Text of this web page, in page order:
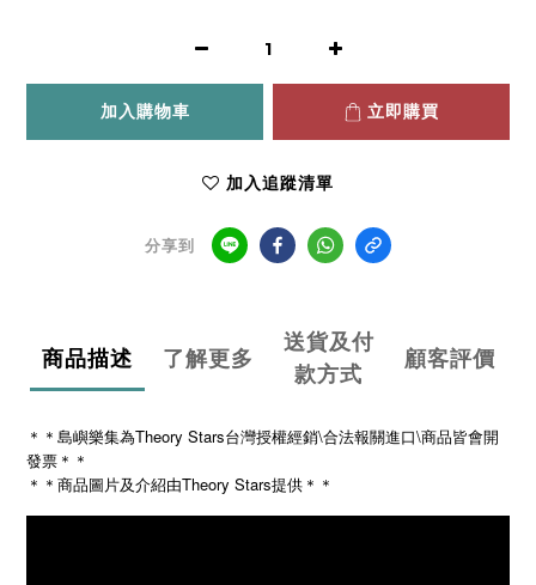
加入購物車 立即購買
加入追蹤清單
分享到
商品描述 了解更多
送貨及付
款方式
顧客評價
＊＊島嶼樂集為Theory Stars台灣授權經銷\合法報關進口\商品皆會開
發票＊＊
＊＊商品圖片及介紹由Theory Stars提供＊＊